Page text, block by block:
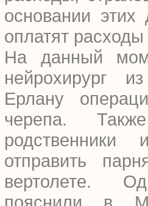
основании этих
оплатят
На данный
нейрохирург
Ерлану
черепа.
родственники
отправить
вертолете.